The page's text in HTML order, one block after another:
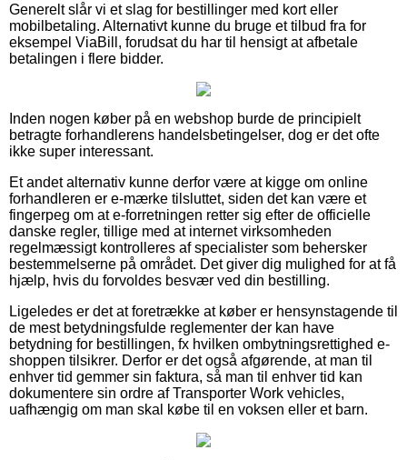
Generelt slår vi et slag for bestillinger med kort eller
mobilbetaling. Alternativt kunne du bruge et tilbud fra for
eksempel ViaBill, forudsat du har til hensigt at afbetale
betalingen i flere bidder.
Inden nogen køber på en webshop burde de principielt
betragte forhandlerens handelsbetingelser, dog er det ofte
ikke super interessant.
Et andet alternativ kunne derfor være at kigge om online
forhandleren er e-mærke tilsluttet, siden det kan være et
fingerpeg om at e-forretningen retter sig efter de officielle
danske regler, tillige med at internet virksomheden
regelmæssigt kontrolleres af specialister som behersker
bestemmelserne på området. Det giver dig mulighed for at få
hjælp, hvis du forvoldes besvær ved din bestilling.
Ligeledes er det at foretrække at køber er hensynstagende til
de mest betydningsfulde reglementer der kan have
betydning for bestillingen, fx hvilken ombytningsrettighed e-
shoppen tilsikrer. Derfor er det også afgørende, at man til
enhver tid gemmer sin faktura, så man til enhver tid kan
dokumentere sin ordre af Transporter Work vehicles,
uafhængig om man skal købe til en voksen eller et barn.